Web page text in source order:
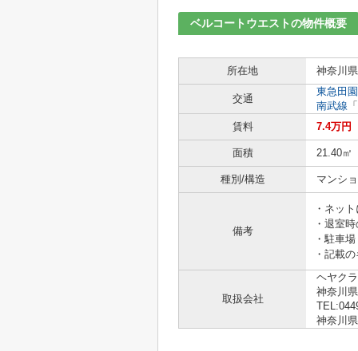
ベルコートウエストの物件概要
所在地
神奈川県
交通
東急田
南武線 「
賃料
7.4万円
面積 21.40㎡
種別/構造 マンシ
備考
・ネッ
・退室
・駐車
・記載
取扱会社
ヘヤク
神奈川
神奈川